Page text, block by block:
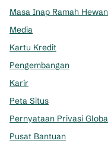
Masa Inap Ramah
Media
Kartu Kredit
Pengembangan
Karir
Peta Situs
Pernyataan Privasi
Pusat Bantuan